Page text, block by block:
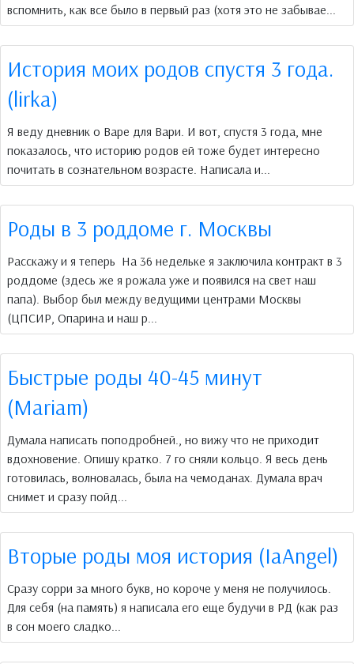
вспомнить, как все было в первый раз (хотя это не забывае...
История моих родов спустя 3 года.
(lirka)
Я веду дневник о Варе для Вари. И вот, спустя 3 года, мне
показалось, что историю родов ей тоже будет интересно
почитать в сознательном возрасте. Написала и...
Роды в 3 роддоме г. Москвы
Расскажу и я теперь На 36 недельке я заключила контракт в 3
роддоме (здесь же я рожала уже и появился на свет наш
папа). Выбор был между ведущими центрами Москвы
(ЦПСИР, Опарина и наш р...
Быстрые роды 40-45 минут
(Mariam)
Думала написать поподробней., но вижу что не приходит
вдохновение. Опишу кратко. 7 го сняли кольцо. Я весь день
готовилась, волновалась, была на чемоданах. Думала врач
снимет и сразу пойд...
Вторые роды моя история (IaAngel)
Сразу сорри за много букв, но короче у меня не получилось.
Для себя (на память) я написала его еще будучи в РД (как раз
в сон моего сладко...